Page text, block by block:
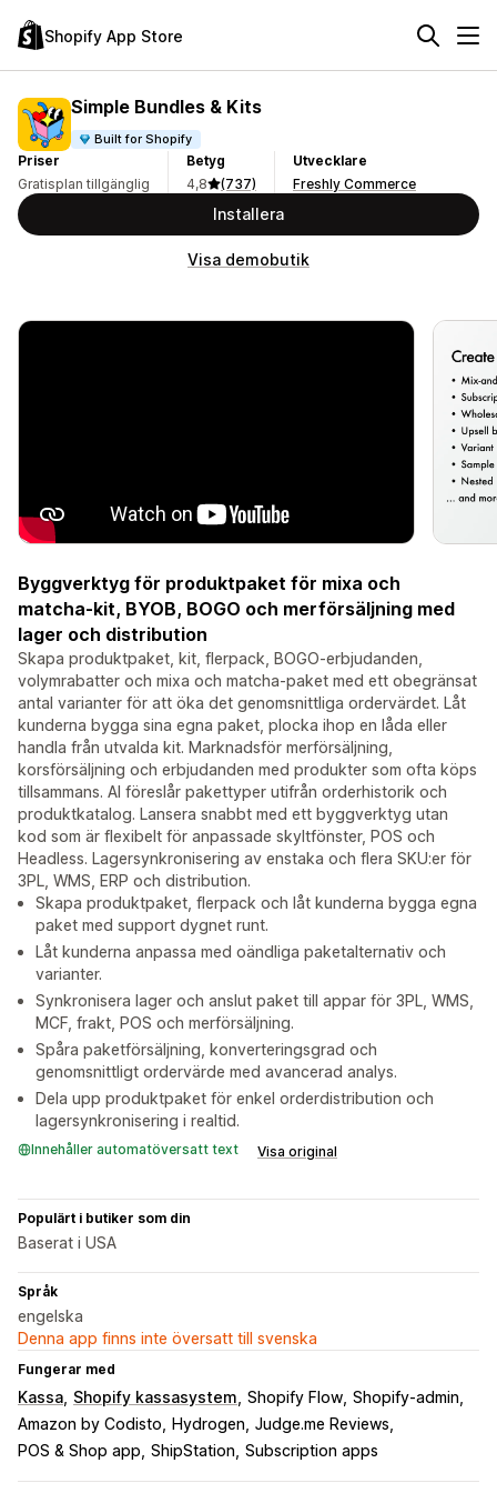
Shopify App Store
Simple Bundles & Kits
Built for Shopify
Priser
Gratisplan tillgänglig
Betyg
4,8
(737)
Utvecklare
Freshly Commerce
Installera
Visa demobutik
Byggverktyg för produktpaket för mixa och
matcha-kit, BYOB, BOGO och merförsäljning med
lager och distribution
Skapa produktpaket, kit, flerpack, BOGO-erbjudanden,
volymrabatter och mixa och matcha-paket med ett obegränsat
antal varianter för att öka det genomsnittliga ordervärdet. Låt
kunderna bygga sina egna paket, plocka ihop en låda eller
handla från utvalda kit. Marknadsför merförsäljning,
korsförsäljning och erbjudanden med produkter som ofta köps
tillsammans. AI föreslår pakettyper utifrån orderhistorik och
produktkatalog. Lansera snabbt med ett byggverktyg utan
kod som är flexibelt för anpassade skyltfönster, POS och
Headless. Lagersynkronisering av enstaka och flera SKU:er för
3PL, WMS, ERP och distribution.
Skapa produktpaket, flerpack och låt kunderna bygga egna
paket med support dygnet runt.
Låt kunderna anpassa med oändliga paketalternativ och
varianter.
Synkronisera lager och anslut paket till appar för 3PL, WMS,
MCF, frakt, POS och merförsäljning.
Spåra paketförsäljning, konverteringsgrad och
genomsnittligt ordervärde med avancerad analys.
Dela upp produktpaket för enkel orderdistribution och
lagersynkronisering i realtid.
Innehåller automatöversatt text Visa original
Populärt i butiker som din
Baserat i USA
Språk
engelska
Denna app finns inte översatt till svenska
Fungerar med
Kassa Shopify kassasystem Shopify Flow Shopify-admin
Amazon by Codisto
Hydrogen Judge.me Reviews
POS & Shop app ShipStation Subscription apps